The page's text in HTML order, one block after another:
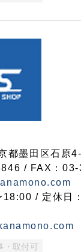
墨田区石原
/ FAX：
/ 定休日
・取付可